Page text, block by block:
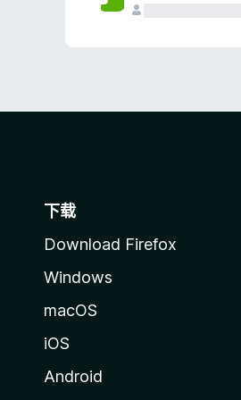
下载
Download Firefox
Windows
macOS
iOS
Android